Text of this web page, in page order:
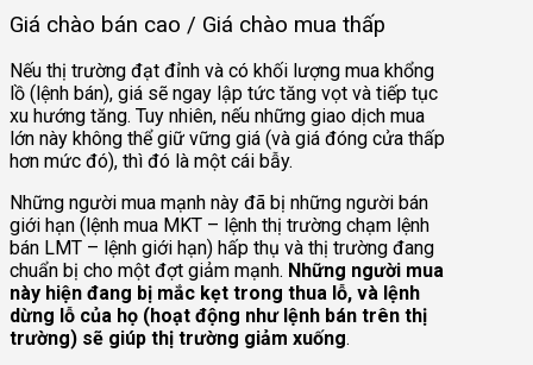
Giá chào bán cao / Giá chào mua thấp
Nếu thị trường đạt đỉnh và có khối lượng mua khổng
lồ (lệnh bán), giá sẽ ngay lập tức tăng vọt và tiếp tục
xu hướng tăng. Tuy nhiên, nếu những giao dịch mua
lớn này không thể giữ vững giá (và giá đóng cửa thấp
hơn mức đó), thì đó là một cái bẫy.
Những người mua mạnh này đã bị những người bán
giới hạn (lệnh mua MKT – lệnh thị trường chạm lệnh
bán LMT – lệnh giới hạn) hấp thụ và thị trường đang
chuẩn bị cho một đợt giảm mạnh. Những người mua
này hiện đang bị mắc kẹt trong thua lỗ, và lệnh
dừng lỗ của họ (hoạt động như lệnh bán trên thị
trường) sẽ giúp thị trường giảm xuống.